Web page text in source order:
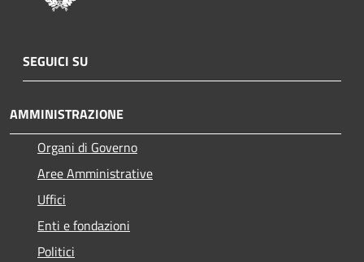
SEGUICI SU
AMMINISTRAZIONE
Organi di Governo
Aree Amministrative
Uffici
Enti e fondazioni
Politici